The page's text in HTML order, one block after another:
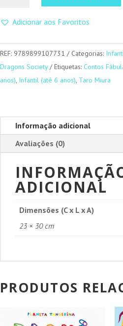
tiny
King
Adicionar aos Favoritos
REF: 9789899107731 Categorias:
Dragons Society
Etiquetas: Contos
anos), Infantil (até 6 anos), Taro Miura
Informação adicional
Avaliações (0)
ADICIONAL
Dimensões (C x L x A)
23 × 30 cm
PRODUTOS
PROMOÇÃO!